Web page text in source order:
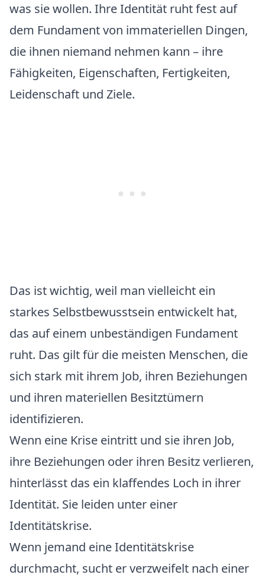
was sie wollen. Ihre Identität ruht fest auf
dem Fundament von immateriellen Dingen,
die ihnen niemand nehmen kann – ihre
Fähigkeiten, Eigenschaften, Fertigkeiten,
Leidenschaft und Ziele.
Das ist wichtig, weil man vielleicht ein
starkes Selbstbewusstsein entwickelt hat,
das auf einem unbeständigen Fundament
ruht. Das gilt für die meisten Menschen, die
sich stark mit ihrem Job, ihren Beziehungen
und ihren materiellen Besitztümern
identifizieren.
Wenn eine Krise eintritt und sie ihren Job,
ihre Beziehungen oder ihren Besitz verlieren,
hinterlässt das ein klaffendes Loch in ihrer
Identität. Sie leiden unter einer
Identitätskrise.
Wenn jemand eine Identitätskrise
durchmacht, sucht er verzweifelt nach einer